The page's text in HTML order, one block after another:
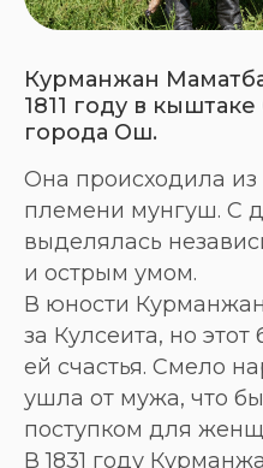
Курманжан
1811 году в
города Ош.
Она происходила
племени мунгуш. С
выделялась
и острым умом.
В юности
за Кулсеита, но
ей счастья. Смело
ушла от мужа, что
поступком для
В 1831 году